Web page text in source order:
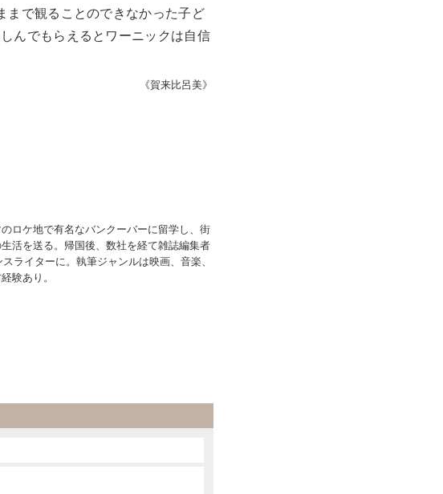
まで観ることのできなかった子ど
んでもらえるとワーニックは自信
《賀来比呂美》
ロケ地で有名なバンクーバーに留学し、街
活を送る。帰国後、数社を経て雑誌編集者
ライターに。執筆ジャンルは映画、音楽、
験あり。